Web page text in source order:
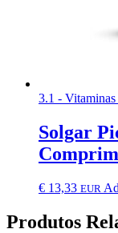
3.1 -
Solgar
€ 13,33 EUR
Produtos